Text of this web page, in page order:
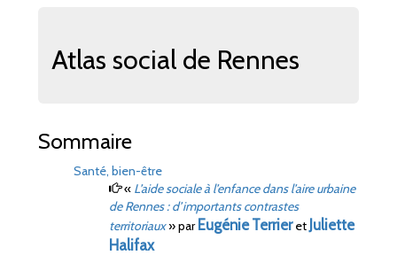
Atlas social de Rennes
Sommaire
Santé, bien-être
« L’aide sociale à l’enfance dans l’aire urbaine
de Rennes: d’importants contrastes
territoriaux»parEugénie Terrieret Juliette
Halifax